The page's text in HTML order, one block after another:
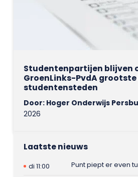
Studentenpartijen blijven
GroenLinks-PvdA grootste
studentensteden
Door: Hoger Onderwijs
2026
Laatste nieuws
di 11:00
Punt piept er even